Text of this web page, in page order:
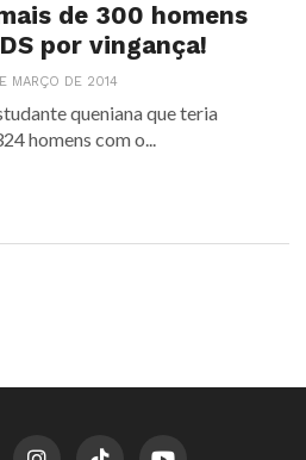
de 300 homens
por vingança!
MARÇO DE 2014
queniana que teria
homens com o...